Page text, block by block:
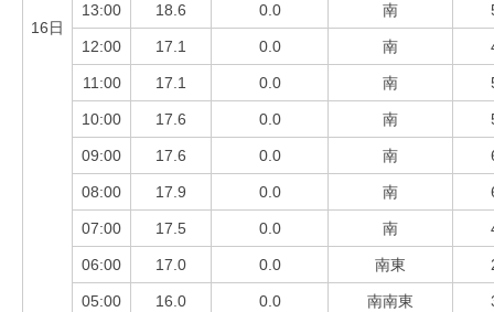
16日
13:00 18.6 0.0 南
12:00 17.1 0.0 南
11:00 17.1 0.0 南
10:00 17.6 0.0 南
09:00 17.6 0.0 南
08:00 17.9 0.0 南
07:00 17.5 0.0 南
06:00 17.0 0.0 南東
05:00 16.0 0.0 南南東